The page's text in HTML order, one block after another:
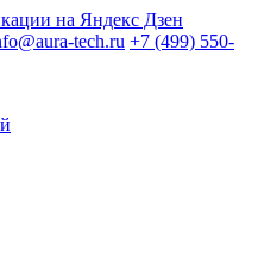
tech.ru +7 (499) 550-